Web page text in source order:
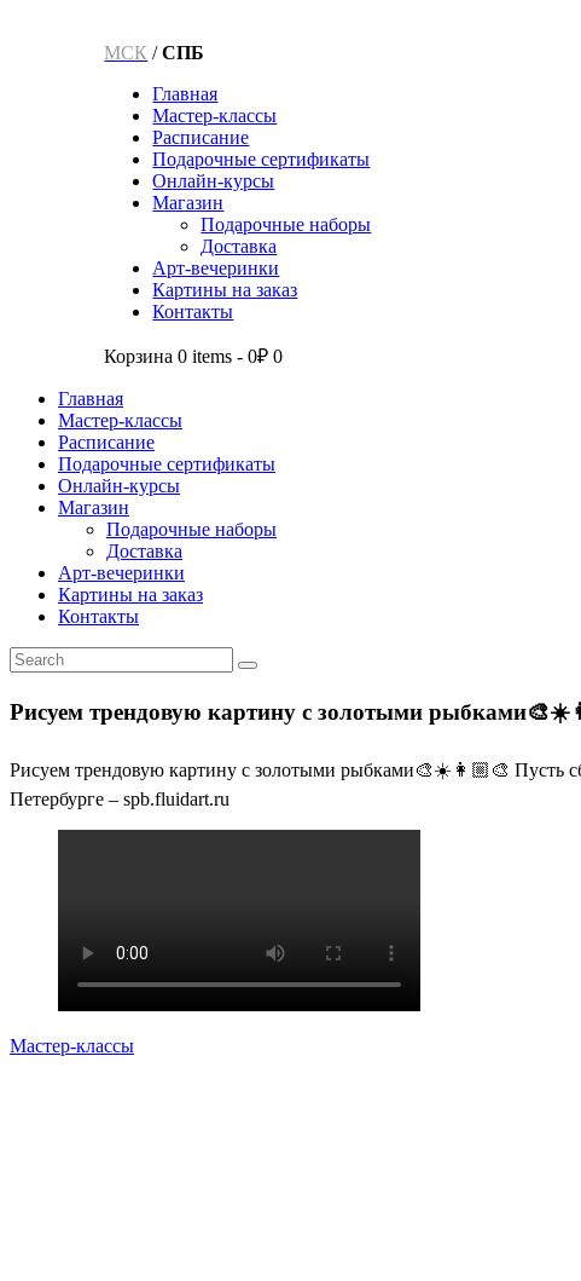
МСК /СПБ
Главная
Мастер-классы
Расписание
Подарочные сертификаты
Онлайн-курсы
Магазин
Подарочные наборы
Доставка
Арт-вечеринки
Картины на заказ
Контакты
Корзина 0 items -0₽ 0
Главная
Мастер-классы
Расписание
Подарочные сертификаты
Онлайн-курсы
Магазин
Подарочные наборы
Доставка
Арт-вечеринки
Картины на заказ
Контакты
Рисуем трендовую картину с золотыми
Рисуем трендовую картину с золотыми рыбками🎨☀️👩🏼‍🎨 Пусть
Петербурге – spb.fluidart.ru
Мастер-классы